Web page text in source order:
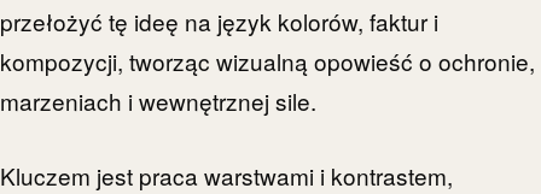
przełożyć tę ideę na język kolorów, faktur i
kompozycji, tworząc wizualną opowieść o ochronie,
marzeniach i wewnętrznej sile.
Kluczem jest praca warstwami i kontrastem,